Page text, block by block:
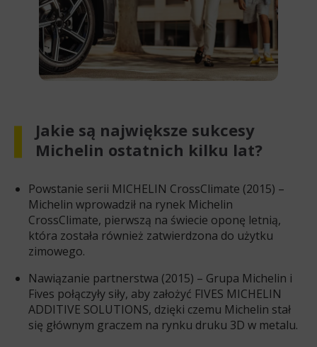
Jakie są największe sukcesy
Michelin ostatnich kilku lat?
Powstanie serii MICHELIN CrossClimate (2015) –
Michelin wprowadził na rynek Michelin
CrossClimate, pierwszą na świecie oponę letnią,
która została również zatwierdzona do użytku
zimowego.
Nawiązanie partnerstwa (2015) – Grupa Michelin i
Fives połączyły siły, aby założyć FIVES MICHELIN
ADDITIVE SOLUTIONS, dzięki czemu Michelin stał
się głównym graczem na rynku druku 3D w metalu.